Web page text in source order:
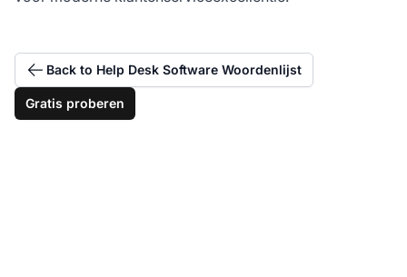
Back to Help Desk Software Woordenlijst
Gratis proberen